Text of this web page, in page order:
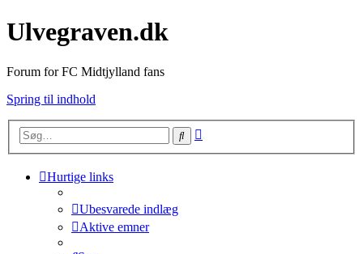
Ulvegraven.dk
Forum for FC Midtjylland fans
Spring til indhold
Søg
Hurtige links
Ubesvarede indlæg
Aktive emner